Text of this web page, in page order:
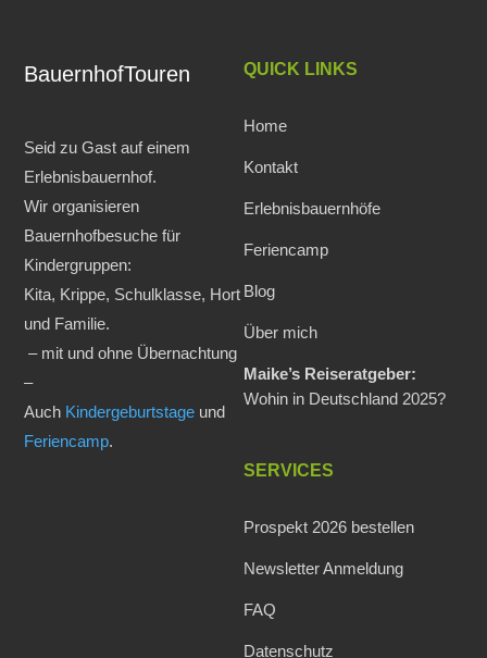
BauernhofTouren
Seid zu Gast auf einem
Erlebnisbauernhof.
Wir organisieren
Bauernhofbesuche für
Kindergruppen:
Kita, Krippe, Schulklasse, Hort
und Familie.
– mit und ohne Übernachtung
–
Auch Kindergeburtstage und
Feriencamp.
QUICK LINKS
Home
Kontakt
Erlebnisbauernhöfe
Feriencamp
Blog
Über mich
Maike’s Reiseratgeber:
Wohin in Deutschland 2025?
SERVICES
Prospekt 2026 bestellen
Newsletter Anmeldung
FAQ
Datenschutz